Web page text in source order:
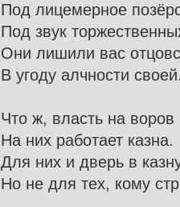
Под лицемерное
Под звук
Они лишили вас
В угоду алчности
Что ж, власть на
На них работает казна.
Для них и дверь в
Но не для тех, кому